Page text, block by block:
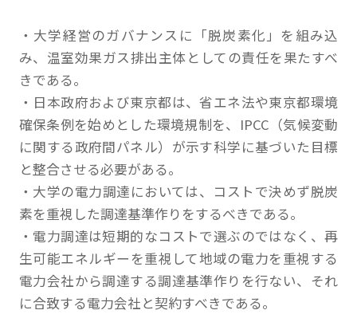
・大学経営のガバナンスに「脱炭素化」を組み込
み、温室効果ガス排出主体としての責任を果たすべ
きである。
・日本政府および東京都は、省エネ法や東京都環境
確保条例を始めとした環境規制を、IPCC（気候変動
に関する政府間パネル）が示す科学に基づいた目標
と整合させる必要がある。
・大学の電力調達においては、コストで決めず脱炭
素を重視した調達基準作りをするべきである。
・電力調達は短期的なコストで選ぶのではなく、再
生可能エネルギーを重視して地域の電力を重視する
電力会社から調達する調達基準作りを行ない、それ
に合致する電力会社と契約すべきである。